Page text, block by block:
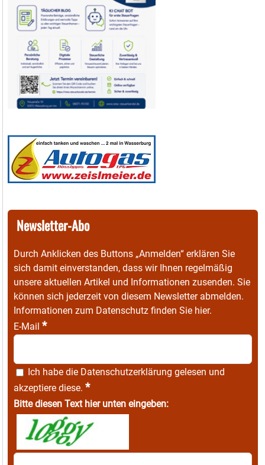
Newsletter-Abo
Durch Anklicken des Buttons „Anmelden“ erklären Sie
sich damit einverstanden, dass wir Ihnen regelmäßig
unsere aktuellen Artikel und Informationen zusenden. Sie
können sich jederzeit von diesem Newsletter abmelden.
Informationen zum Datenschutz finden Sie hier.
E-Mail *
Ich habe die Datenschutzerklärung gelesen und
akzeptiere diese. *
Bitte diesen Text hier unten eingeben: